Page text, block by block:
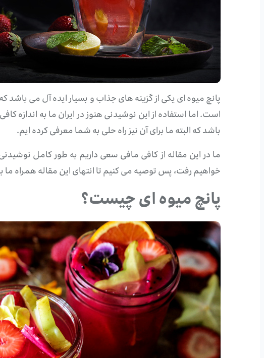
پانچ میوه ای یکی از گزینه های جذاب و بسیار ایده آل می
است. اما استفاده از این نوشیدنی هنوز در ایران ما به
باشد که البته ما برای آن نیز راه حلی به شما معرفی کرده ایم.
خواهیم رفت، پس توصیه می کنیم تا انتهای این مقاله همراه ما
پانچ میوه ای چیست؟